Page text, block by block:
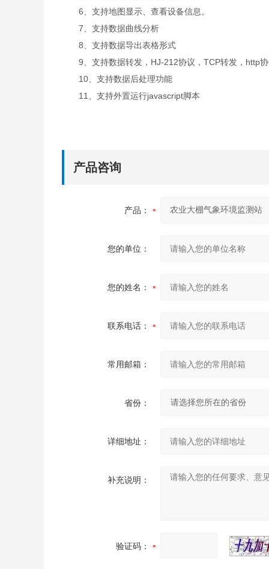
6、支持地图显示、查看设备信息。
7、支持数据曲线分析
8、支持数据导出表格形式
9、支持数据转发，HJ-212协议，TCP转发，http协
10、支持数据后处理功能
11、支持外置运行javascript脚本
产品咨询
产品：
您的单位：
您的姓名：
联系电话：
常用邮箱：
省份：
详细地址：
补充说明：
验证码：